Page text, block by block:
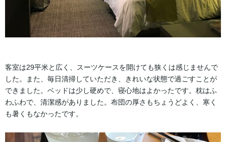
客室は29平米と広く、スーツケースを開けても狭くは感じませんで
した。また、毎日清掃していただき、きれいな状態で過ごすことが
できました。ベッドは少し硬めで、寝心地はよかったです。枕はふ
わふわで、清潔感がありました。布団の厚さもちょうどよく、寒く
も暑くもなかったです。